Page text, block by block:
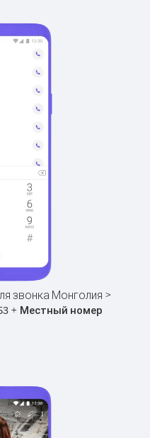
звонка Монголия >
+ Местный номер